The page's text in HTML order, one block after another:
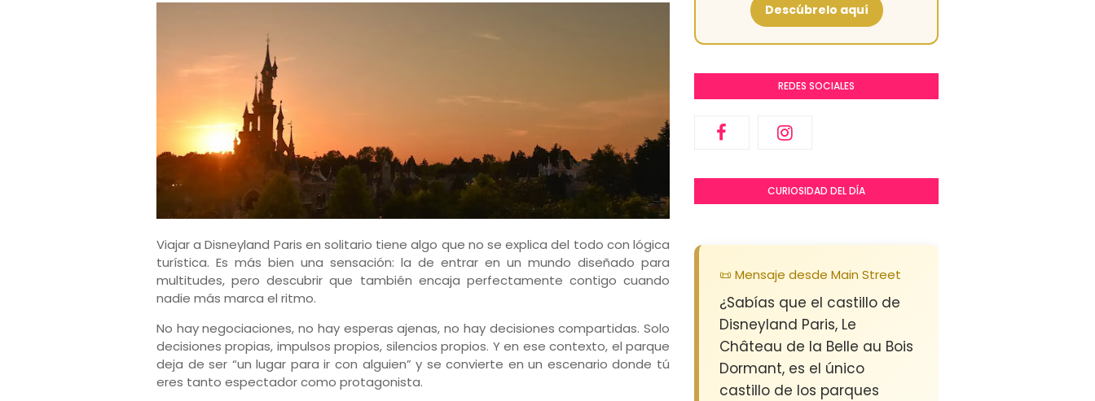
Viajar a Disneyland Paris en solitario tiene algo que no se explica del todo con lógica
turística. Es más bien una sensación: la de entrar en un mundo diseñado para
multitudes, pero descubrir que también encaja perfectamente contigo cuando
nadie más marca el ritmo.
No hay negociaciones, no hay esperas ajenas, no hay decisiones compartidas. Solo
decisiones propias, impulsos propios, silencios propios. Y en ese contexto, el parque
deja de ser “un lugar para ir con alguien” y se convierte en un escenario donde tú
eres tanto espectador como protagonista.
Descúbrelo aquí
REDES SOCIALES
CURIOSIDAD DEL DÍA
📜 Mensaje desde Main Street
¿Sabías que el castillo de
Disneyland Paris, Le
Château de la Belle au Bois
Dormant, es el único
castillo de los parques